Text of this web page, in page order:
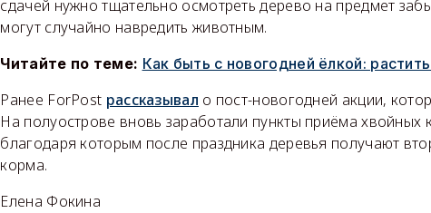
сдачей нужно тщательно осмотреть дерево на предмет
могут случайно навредить животным.
Читайте по теме: Как быть с новогодней ёлкой:
Ранее ForPost рассказывал о пост-новогодней акции,
На полуострове вновь заработали пункты приёма хвойных
благодаря которым после праздника деревья получают
корма.
Елена Фокина